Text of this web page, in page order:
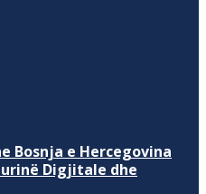
Bosnja e Hercegovina
Digjitale dhe